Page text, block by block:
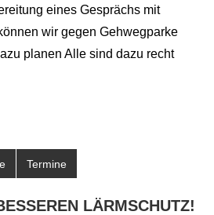
eines Gesprächs mit
wir gegen Gehwegparke
planen Alle sind dazu recht
Termine
LÄRMSCHUTZ!